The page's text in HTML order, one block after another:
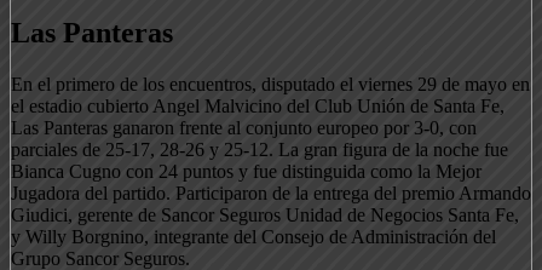
Las Panteras
En el primero de los encuentros, disputado el viernes 29 de mayo en
el estadio cubierto Angel Malvicino del Club Unión de Santa Fe,
Las Panteras ganaron frente al conjunto europeo por 3-0, con
parciales de 25-17, 28-26 y 25-12. La gran figura de la noche fue
Bianca Cugno con 24 puntos y fue distinguida como la Mejor
Jugadora del partido. Participaron de la entrega del premio Armando
Giudici, gerente de Sancor Seguros Unidad de Negocios Santa Fe,
y Willy Borgnino, integrante del Consejo de Administración del
Grupo Sancor Seguros.